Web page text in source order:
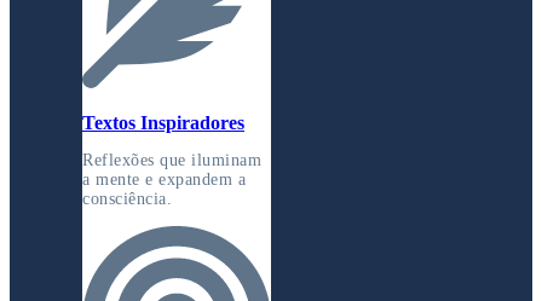
Textos Inspiradores
Reflexões que iluminam
a mente e expandem a
consciência.